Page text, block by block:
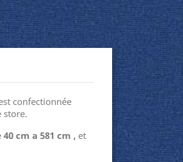
confectionnée
store.
40 cm a 581 cm , et